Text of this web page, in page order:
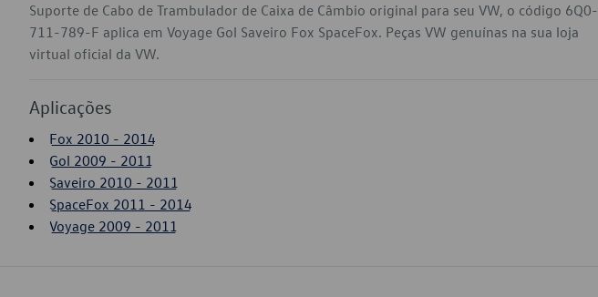
Suporte de Cabo de Trambulador de Caixa de Câmbio original para seu VW, o código 6Q0-
711-789-F aplica em Voyage Gol Saveiro Fox SpaceFox. Peças VW genuínas na sua loja
virtual oficial da VW.
Aplicações
Fox 2010 - 2014
Gol 2009 - 2011
Saveiro 2010 - 2011
SpaceFox 2011 - 2014
Voyage 2009 - 2011